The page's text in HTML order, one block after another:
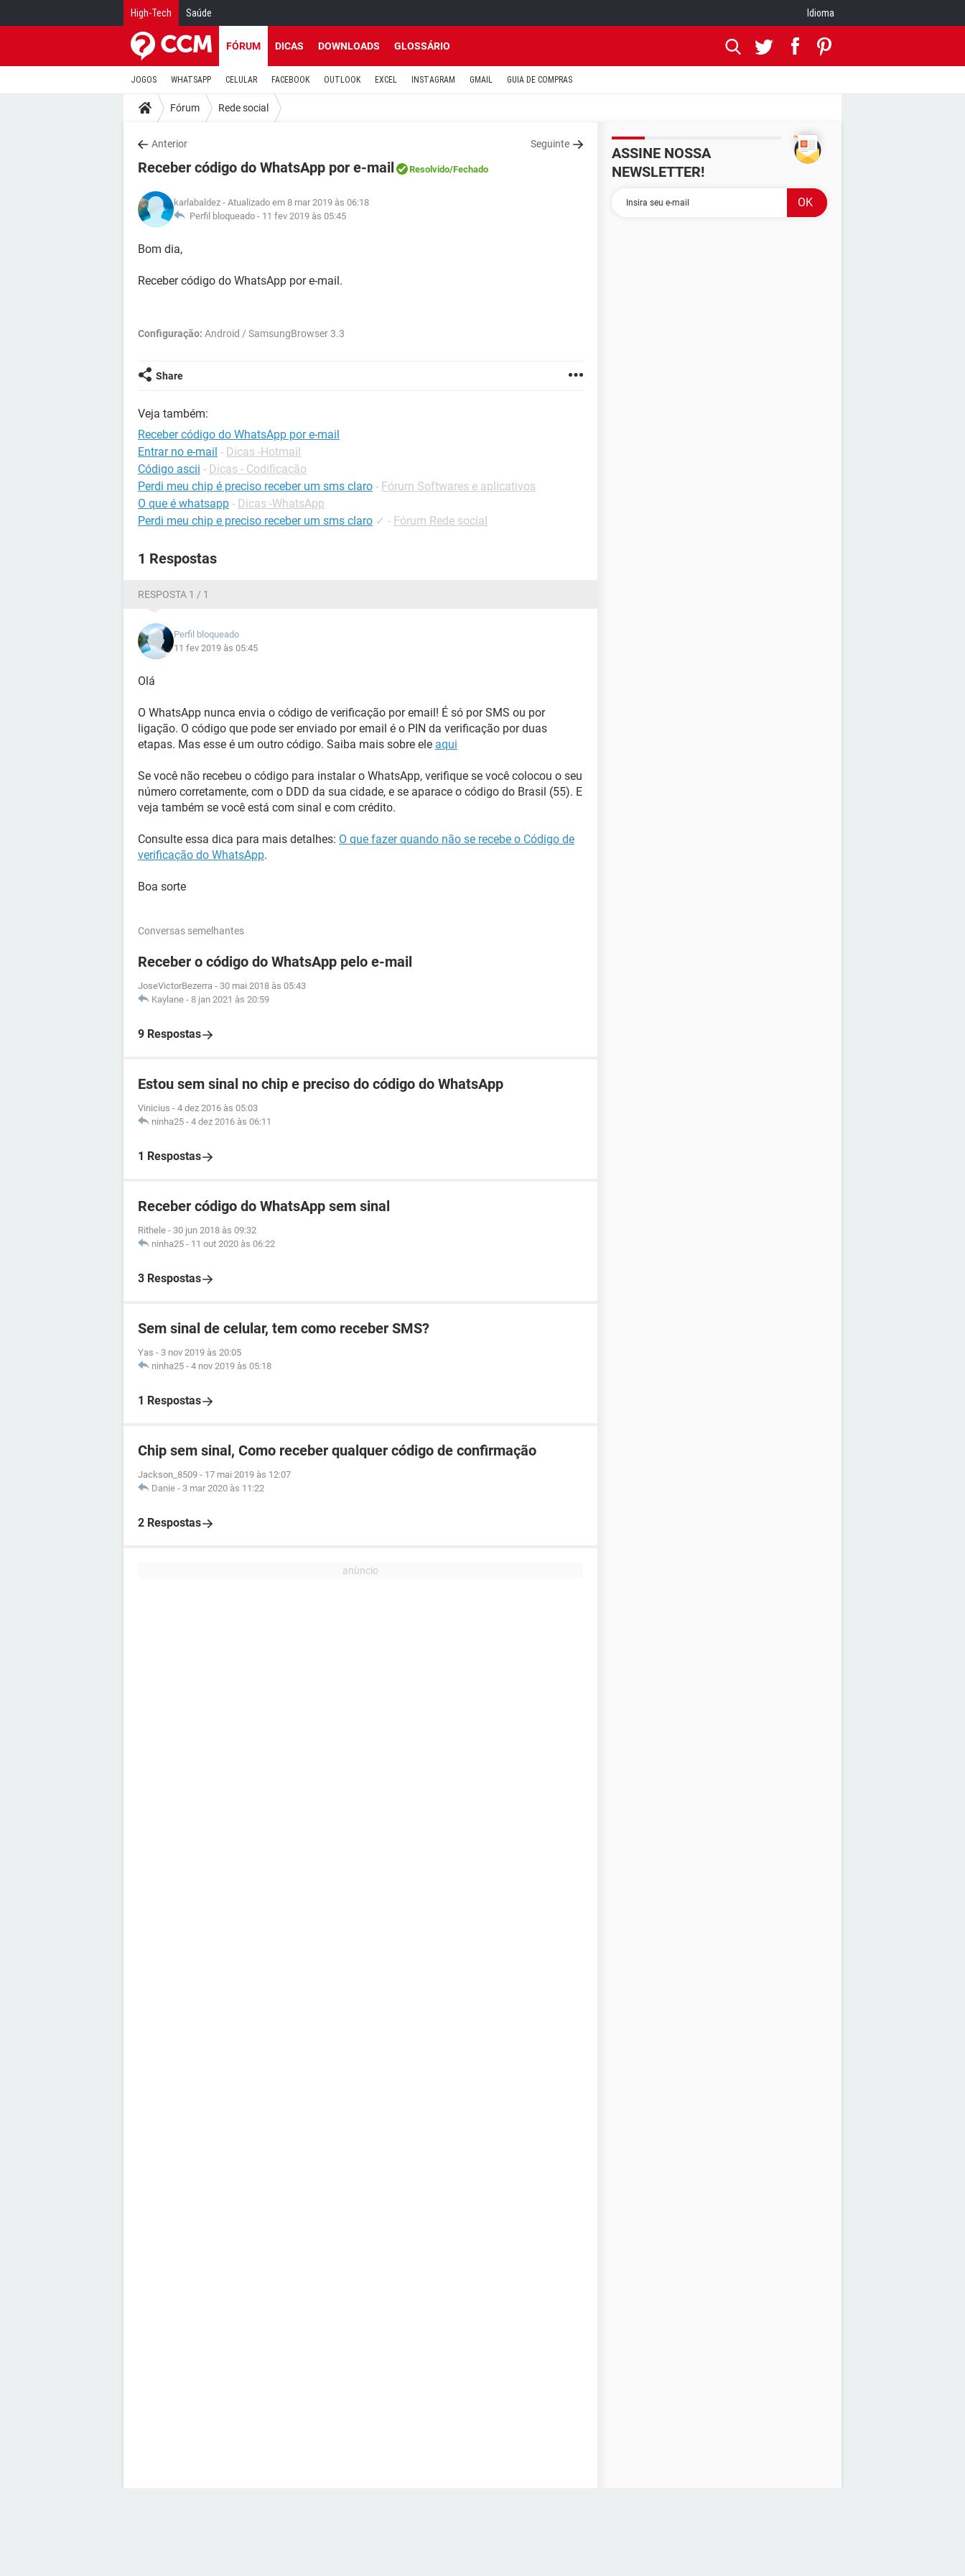
High-Tech Saúde Idioma
FÓRUM DICAS DOWNLOADS GLOSSÁRIO
JOGOS WHATSAPP CELULAR FACEBOOK OUTLOOK EXCEL INSTAGRAM GMAIL GUIA DE COMPRAS
Fórum Rede social
Anterior Seguinte
Receber código do WhatsApp por e-mail Resolvido/Fechado
karlabaldez - Atualizado em 8 mar 2019 às 06:18
Perfil bloqueado - 11 fev 2019 às 05:45
Bom dia,
Receber código do WhatsApp por e-mail.
Configuração: Android / SamsungBrowser 3.3
Share
Veja também:
Receber código do WhatsApp por e-mail
Entrar no e-mail - Dicas -Hotmail
Código ascii - Dicas - Codificação
Perdi meu chip é preciso receber um sms claro - Fórum Softwares e aplicativos
O que é whatsapp - Dicas -WhatsApp
Perdi meu chip e preciso receber um sms claro ✓ - Fórum Rede social
1 Respostas
RESPOSTA 1 / 1
Perfil bloqueado
11 fev 2019 às 05:45
Olá
O WhatsApp nunca envia o código de verificação por email! É só por SMS ou por
ligação. O código que pode ser enviado por email é o PIN da verificação por duas
etapas. Mas esse é um outro código. Saiba mais sobre ele aqui
Se você não recebeu o código para instalar o WhatsApp, verifique se você colocou o seu
número corretamente, com o DDD da sua cidade, e se aparace o código do Brasil (55). E
veja também se você está com sinal e com crédito.
Consulte essa dica para mais detalhes: O que fazer quando não se recebe o Código de
verificação do WhatsApp.
Boa sorte
Conversas semelhantes
Receber o código do WhatsApp pelo e-mail
JoseVictorBezerra - 30 mai 2018 às 05:43
Kaylane - 8 jan 2021 às 20:59
9 Respostas
Estou sem sinal no chip e preciso do código do WhatsApp
Vinicius - 4 dez 2016 às 05:03
ninha25 - 4 dez 2016 às 06:11
1 Respostas
Receber código do WhatsApp sem sinal
Rithele - 30 jun 2018 às 09:32
ninha25 - 11 out 2020 às 06:22
3 Respostas
Sem sinal de celular, tem como receber SMS?
Yas - 3 nov 2019 às 20:05
ninha25 - 4 nov 2019 às 05:18
1 Respostas
Chip sem sinal, Como receber qualquer código de confirmação
Jackson_8509 - 17 mai 2019 às 12:07
Danie - 3 mar 2020 às 11:22
2 Respostas
ASSINE NOSSA
NEWSLETTER!